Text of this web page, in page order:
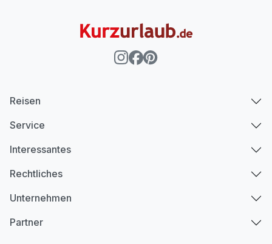
Reisen
Service
Interessantes
Rechtliches
Unternehmen
Partner